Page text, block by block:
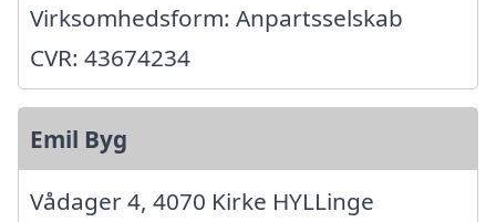
Virksomhedsform: Anpartsselskab
CVR: 43674234
Emil Byg
Vådager 4, 4070 Kirke HYLLinge